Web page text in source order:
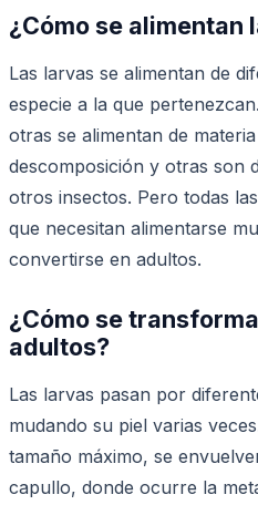
¿Cómo se alimentan
Las larvas se alimentan de
especie a la que
otras se alimentan de
descomposición y otras son
otros insectos. Pero todas
que necesitan alimentarse
convertirse en adultos.
¿Cómo se
adultos?
Las larvas pasan por
mudando su piel varias
tamaño máximo, se
capullo, donde ocurre la